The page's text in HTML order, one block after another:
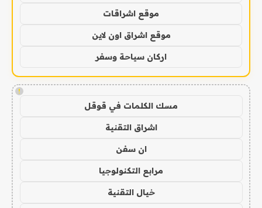
موقع اشراقات
موقع اشراق اون لاين
اركان سياحة وسفر
!
مسك الكلمات في قوقل
اشراق التقنية
ان سفن
مرابع التكنولوجيا
خيال التقنية